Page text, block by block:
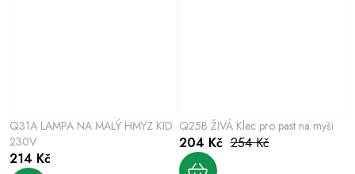
Q31A LAMPA NA MALÝ HMYZ KID
230V
214 Kč
Q25B ŽIVÁ Klec pro past na myši
204 Kč 254 Kč